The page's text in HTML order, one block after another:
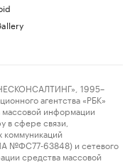
1995–
агентства «РБК»
массовой информации
в сфере связи,
коммуникаций
№ФС77-63848) и сетевого
средства массовой